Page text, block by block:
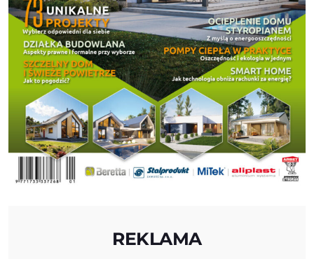
REKLAMA